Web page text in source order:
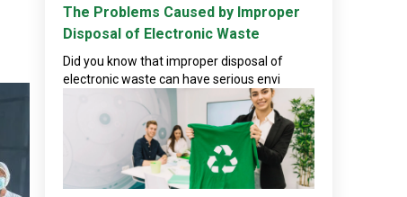
The Problems Caused by Improper
Disposal of Electronic Waste
Did you know that improper disposal of
electronic waste can have serious envi